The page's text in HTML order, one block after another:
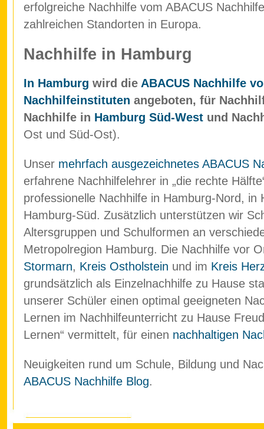
erfolgreiche Nachhilfe vom ABACUS
zahlreichen Standorten in Europa.
Nachhilfe in Hamburg
In Hamburg wird die ABACUS Nachhilfe
Nachhilfeinstituten angeboten, für
Nachhilfe in Hamburg Süd-West und
Ost und Süd-Ost).
Unser mehrfach ausgezeichnetes ABACUS
erfahrene Nachhilfelehrer in „die rechte
professionelle Nachhilfe in Hamburg-Nord, in
Hamburg-Süd. Zusätzlich unterstützen wir
Altersgruppen und Schulformen an
Metropolregion Hamburg. Die Nachhilfe vor
Stormarn, Kreis Ostholstein und im Kreis
grundsätzlich als Einzelnachhilfe zu Hause
unserer Schüler einen optimal geeigneten
Lernen im Nachhilfeunterricht zu Hause
Lernen“ vermittelt, für einen nachhaltigen
Neuigkeiten rund um Schule, Bildung und
ABACUS Nachhilfe Blog.